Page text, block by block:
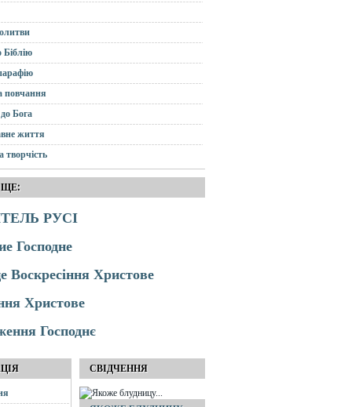
Біблію
повчання
Бога
життя
творчість
ЩЕ:
РУСІ
Господне
Воскресіння Христове
Христове
Господнє
СВІДЧЕННЯ